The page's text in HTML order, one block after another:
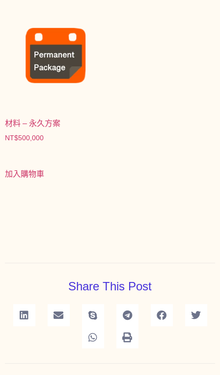
材料 – 永久方案
NT$500,000
加入購物車
Share This Post